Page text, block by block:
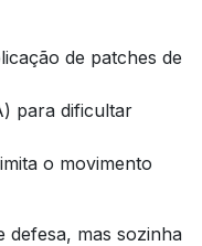
de patches de
para dificultar
o movimento
defesa, mas sozinha